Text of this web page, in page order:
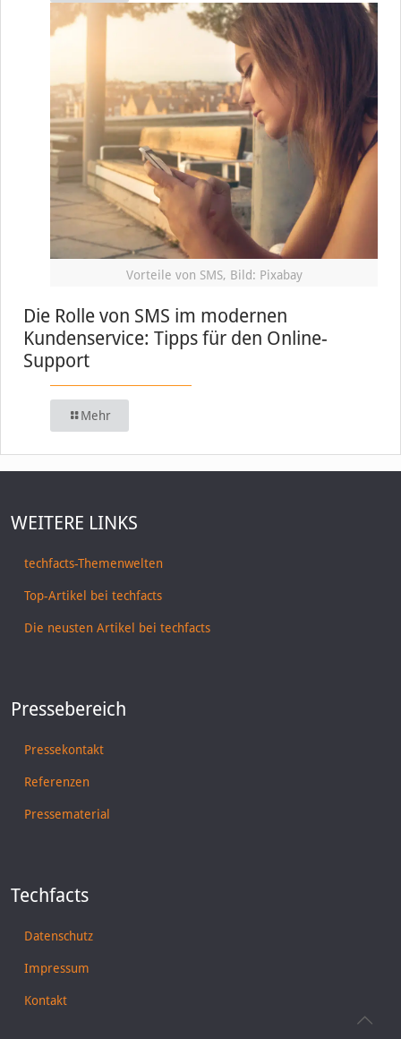
Vorteile von SMS, Bild: Pixabay
Die Rolle von SMS im modernen
Kundenservice: Tipps für den Online-
Support
Mehr
WEITERE LINKS
techfacts-Themenwelten
Top-Artikel bei techfacts
Die neusten Artikel bei techfacts
Pressebereich
Pressekontakt
Referenzen
Pressematerial
Techfacts
Datenschutz
Impressum
Kontakt